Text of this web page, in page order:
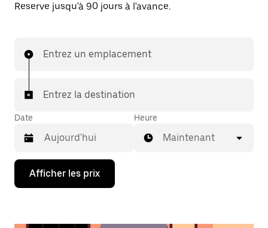
Reserve jusqu'à 90 jours à l'avance.
Entrez un emplacement
Entrez la destination
Date
Appuyez
la
Heure
Maintenant
Afficher les prix